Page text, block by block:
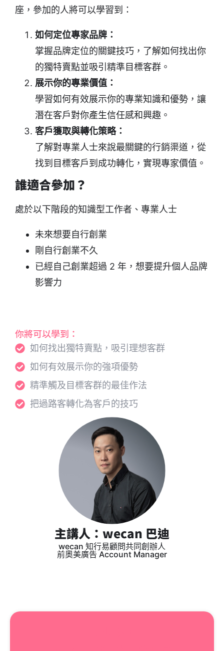
主講人：wecan 巴迪
wecan 知行易顧問共同創辦人
前奧美廣告 Account Manager
座，參加的人將可以學習到：
如何定位專家品牌：
掌握品牌定位的關鍵技巧，了解如何找出你
的獨特賣點並吸引精準目標客群。
展示你的專業價值：
學習如何有效展示你的專業知識和優勢，讓
潛在客戶對你產生信任感和興趣。
客戶獲取與轉化策略：
了解對專業人士來說最關鍵的行銷渠道，從
找到目標客戶到成功轉化，實現專家價值。
誰適合參加？
處於以下階段的知識型工作者、專業人士
未來想要自行創業
剛自行創業不久
已經自己創業超過 2 年，想要提升個人品牌
影響力
你將可以學到：
如何找出獨特賣點，吸引理想客群
如何有效展示你的強項優勢
精準觸及目標客群的最佳作法
把過路客轉化為客戶的技巧